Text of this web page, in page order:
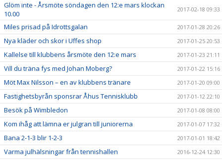
Glöm inte - Årsmöte söndagen den 12:e mars klockan
10.00
2017-02-18 09:33
Miles prisad på Idrottsgalan 2017-01-28 20:26
Nya kläder och skor i Uffes shop 2017-01-25 20:53
Kallelse till klubbens årsmöte den 12:e mars 2017-01-23 21:11
Vill du träna fys med Johan Moberg? 2017-01-22 15:16
Möt Max Nilsson – en av klubbens tränare 2017-01-20 09:00
Fastighetsbyrån sponsrar Åhus Tennisklubb 2017-01-12 22:10
Besök på Wimbledon 2017-01-08 08:00
Kom ihåg att lämna er julgran till juniorerna 2017-01-07 17:32
Bana 2-1-3 blir 1-2-3 2017-01-01 18:42
Varma julhälsningar från tennishallen 2016-12-24 12:30